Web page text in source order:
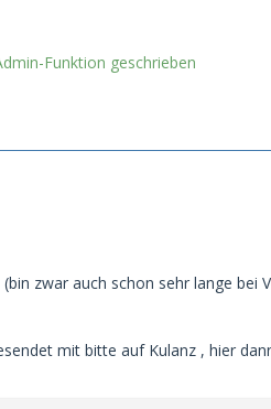
Funktion geschrieben
zwar auch schon sehr lange
mit bitte auf Kulanz , hier